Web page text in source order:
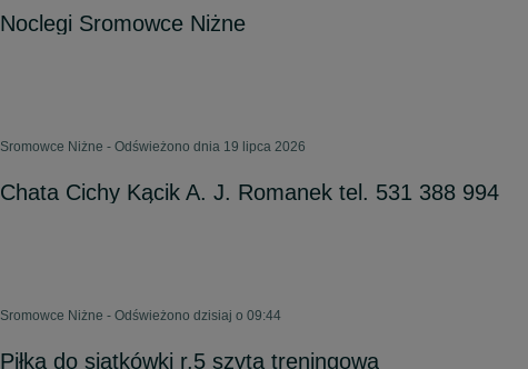
Noclegi Sromowce Niżne
Sromowce Niżne - Odświeżono dnia 19 lipca 2026
Chata Cichy Kącik A. J. Romanek tel. 531 388 994
Sromowce Niżne - Odświeżono dzisiaj o 09:44
Piłka do siatkówki r.5 szyta treningowa